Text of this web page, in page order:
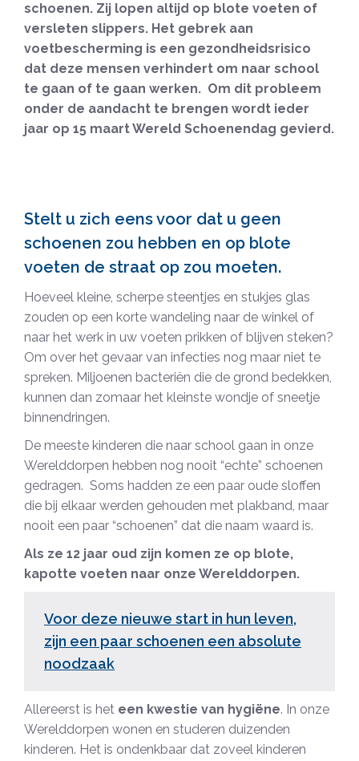
schoenen. Zij lopen altijd op blote voeten of
versleten slippers. Het gebrek aan
voetbescherming is een gezondheidsrisico
dat deze mensen verhindert om naar school
te gaan of te gaan werken. Om dit probleem
onder de aandacht te brengen wordt ieder
jaar op 15 maart Wereld Schoenendag gevierd.
Stelt u zich eens voor dat u geen
schoenen zou hebben en op blote
voeten de straat op zou moeten.
Hoeveel kleine, scherpe steentjes en stukjes glas
zouden op een korte wandeling naar de winkel of
naar het werk in uw voeten prikken of blijven steken?
Om over het gevaar van infecties nog maar niet te
spreken. Miljoenen bacteriën die de grond bedekken,
kunnen dan zomaar het kleinste wondje of sneetje
binnendringen.
De meeste kinderen die naar school gaan in onze
Werelddorpen hebben nog nooit “echte” schoenen
gedragen. Soms hadden ze een paar oude sloffen
die bij elkaar werden gehouden met plakband, maar
nooit een paar “schoenen” dat die naam waard is.
Als ze 12 jaar oud zijn komen ze op blote,
kapotte voeten naar onze Werelddorpen.
Voor deze nieuwe start in hun leven,
zijn een paar schoenen een absolute
noodzaak
Allereerst is het een kwestie van hygiëne. In onze
Werelddorpen wonen en studeren duizenden
kinderen. Het is ondenkbaar dat zoveel kinderen